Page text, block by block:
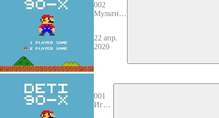
002
Мультики
22 апр.
2020
001
Игры